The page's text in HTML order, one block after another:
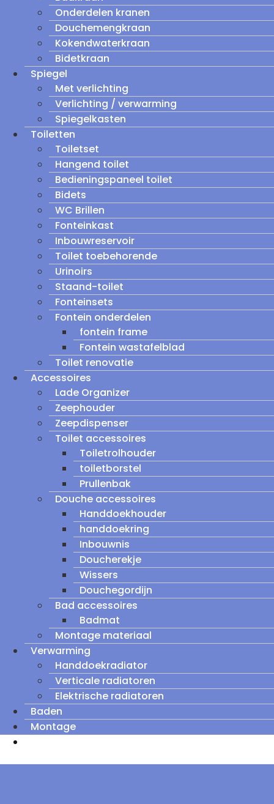
Onderdelen kranen
Douchemengkraan
Kokendwaterkraan
Bidetkraan
Spiegel
Met verlichting
Verlichting / verwarming
Spiegelkasten
Toiletten
Toiletset
Hangend toilet
Bedieningspaneel toilet
Bidets
WC Brillen
Fonteinkast
Inbouwreservoir
Toilet toebehorende
Urinoirs
Staand-toilet
Fonteinsets
Fontein onderdelen
fontein frame
Fontein wastafelblad
Toilet renovatie
Accessoires
Lade Organizer
Zeephouder
Zeepdispenser
Toilet accessoires
Toiletrolhouder
toiletborstel
Prullenbak
Douche accessoires
Handdoekhouder
handdoekring
Inbouwnis
Doucherekje
Wissers
Douchegordijn
Bad accessoires
Badmat
Montage materiaal
Verwarming
Handdoekradiator
Verticale radiatoren
Elektrische radiatoren
Baden
Montage